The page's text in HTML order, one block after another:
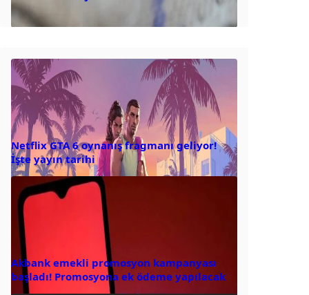
Netflix GTA 6 oynanış fragmanı geliyor!
İşte yayın tarihi
Akbank emekli promosyon kampanyası
başladı! Promosyona ek ödeme yapılacak